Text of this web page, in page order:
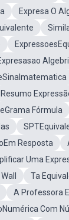
Expresa O
Resumo
Fórmula
Resposta
Uma
Ta
A Professora
Com